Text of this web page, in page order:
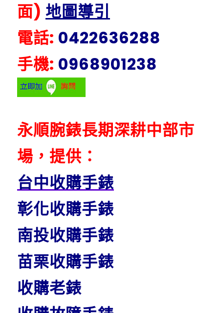
面) 地圖導引
電話: 0422636288
手機: 0968901238
永順腕錶長期深耕中部市
場，提供：
台中收購手錶
彰化收購手錶
南投收購手錶
苗栗收購手錶
收購老錶